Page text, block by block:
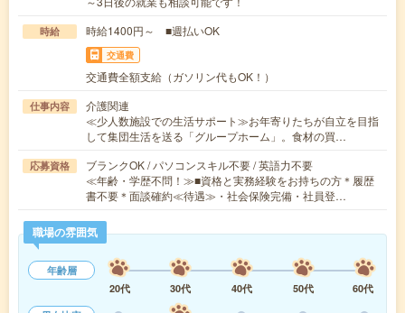
時給 時給1400円～ ■週払いOK
交通費
交通費全額支給（ガソリン代もOK！）
仕事内容
介護関連
≪少人数施設での生活サポート≫お年寄りたちが自立を目指
して集団生活を送る「グループホーム」。食材の買…
応募資格
ブランクOK / パソコンスキル不要 / 英語力不要
≪年齢・学歴不問！≫■資格と実務経験をお持ちの方＊履歴
書不要＊面談確約≪待遇≫・社会保険完備・社員登…
職場の雰囲気
年齢層
20代
30代 40代 50代
60代